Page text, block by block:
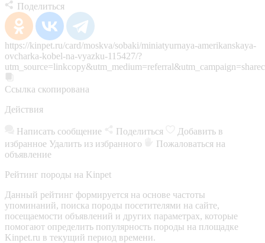
Поделиться
https://kinpet.ru/card/moskva/sobaki/miniatyurnaya-amerikanskaya-
ovcharka-kobel-na-vyazku-115427/?
Ссылка скопирована
Действия
Написать сообщение Поделиться
Добавить в
избранное Удалить из избранного
Пожаловаться на
объявление
Рейтинг породы на Kinpet
Данный рейтинг формируется на основе частоты
упоминаний, поиска породы посетителями на сайте,
посещаемости объявлений и других параметрах, которые
помогают определить популярность породы на площадке
Kinpet.ru в текущий период времени.